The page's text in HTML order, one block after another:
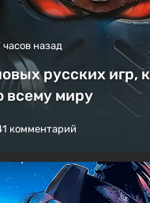
часов назад
русских игр,
всему миру
комментарий